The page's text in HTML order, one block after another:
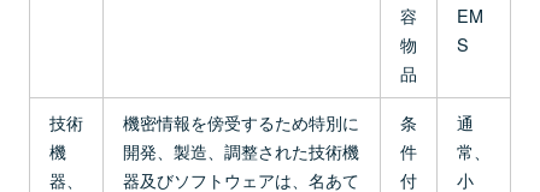
容
物
品
EM
S
技術
機
器、
機密情報を傍受するため特別に
開発、製造、調整された技術機
器及びソフトウェアは、名あて
条
件
付
通
常、
小